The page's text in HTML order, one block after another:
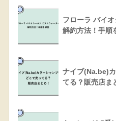
フローラ バイ
解約方法！手順
ナイブ(Na.be)
てる？販売店ま